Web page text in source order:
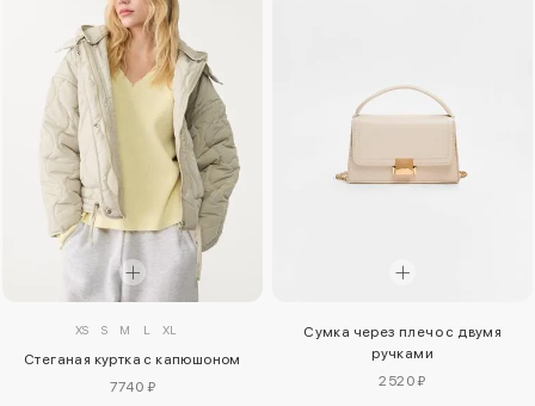
XS S M L XL
Стеганая куртка с капюшоном
7740 ₽
Сумка через плечо с двумя
ручками
2520 ₽